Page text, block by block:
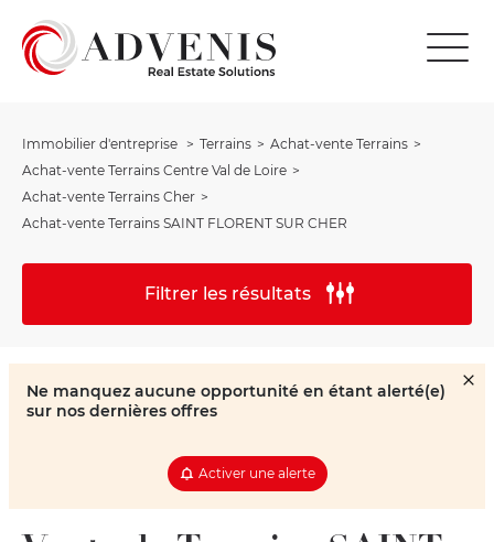
Immobilier d'entreprise Terrains
Achat-vente Terrains
Achat-vente Terrains Centre Val de Loire
Achat-vente Terrains Cher
Achat-vente Terrains SAINT FLORENT SUR CHER
Filtrer les résultats
Ne manquez aucune opportunité en étant alerté(e)
sur nos dernières offres
Activer une alerte